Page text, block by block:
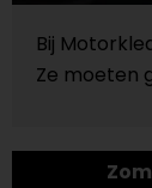
Bij
Ze moeten